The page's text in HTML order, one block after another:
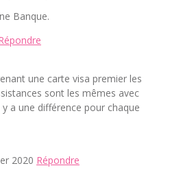
Banque.
une carte visa premier les
sont les mêmes avec
a une différence pour chaque
2020 Répondre